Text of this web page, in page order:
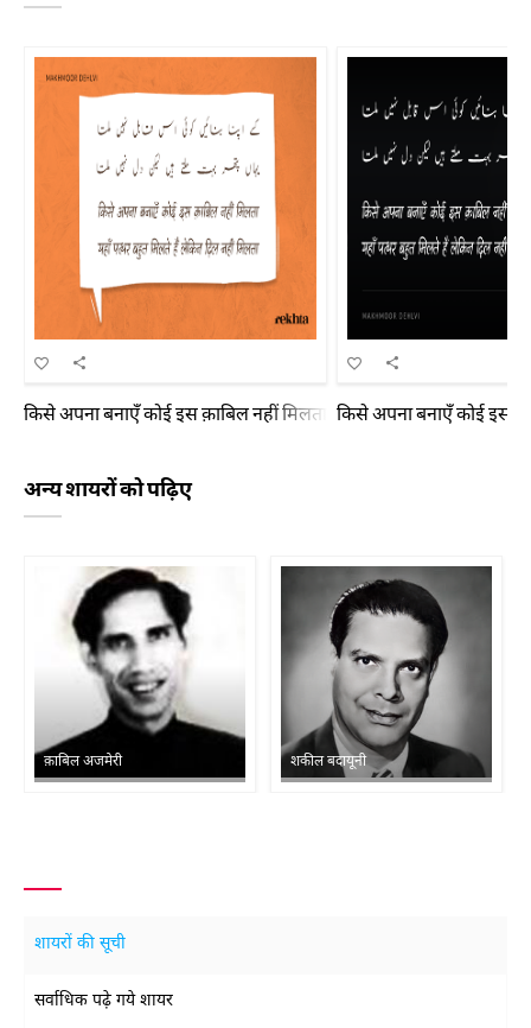
किसे अपना बनाएँ कोई इस क़ाबिल नहीं मिलता यहाँ पत्थर बहुत मिलते हैं
किसे अपना बनाएँ कोई इस
अन्य शायरों को पढ़िए
क़ाबिल अजमेरी शकील बदायूनी
शायरों की सूची
सर्वाधिक पढ़े गये शायर